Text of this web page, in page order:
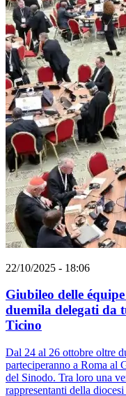
22/10/2025 - 18:06
Giubileo delle
duemila delegati da
Ticino
Dal 24 al 26 ottobre oltre
parteciperanno a Roma al
del Sinodo. Tra loro una
rappresentanti della